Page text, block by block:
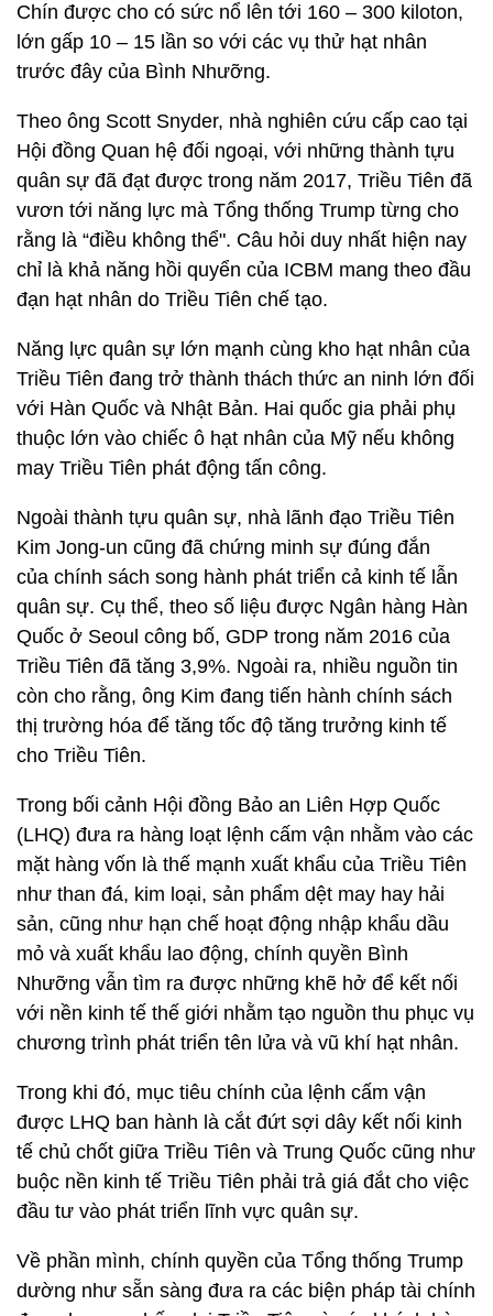
Chín được cho có sức nổ lên tới 160 – 300 kiloton,
lớn gấp 10 – 15 lần so với các vụ thử hạt nhân
trước đây của Bình Nhưỡng.
Theo ông Scott Snyder, nhà nghiên cứu cấp cao tại
Hội đồng Quan hệ đối ngoại, với những thành tựu
quân sự đã đạt được trong năm 2017, Triều Tiên đã
vươn tới năng lực mà Tổng thống Trump từng cho
rằng là “điều không thể". Câu hỏi duy nhất hiện nay
chỉ là khả năng hồi quyển của ICBM mang theo đầu
đạn hạt nhân do Triều Tiên chế tạo.
Năng lực quân sự lớn mạnh cùng kho hạt nhân của
Triều Tiên đang trở thành thách thức an ninh lớn đối
với Hàn Quốc và Nhật Bản. Hai quốc gia phải phụ
thuộc lớn vào chiếc ô hạt nhân của Mỹ nếu không
may Triều Tiên phát động tấn công.
Ngoài thành tựu quân sự, nhà lãnh đạo Triều Tiên
Kim Jong-un cũng đã chứng minh sự đúng đắn
của chính sách song hành phát triển cả kinh tế lẫn
quân sự. Cụ thể, theo số liệu được Ngân hàng Hàn
Quốc ở Seoul công bố, GDP trong năm 2016 của
Triều Tiên đã tăng 3,9%. Ngoài ra, nhiều nguồn tin
còn cho rằng, ông Kim đang tiến hành chính sách
thị trường hóa để tăng tốc độ tăng trưởng kinh tế
cho Triều Tiên.
Trong bối cảnh Hội đồng Bảo an Liên Hợp Quốc
(LHQ) đưa ra hàng loạt lệnh cấm vận nhằm vào các
mặt hàng vốn là thế mạnh xuất khẩu của Triều Tiên
như than đá, kim loại, sản phẩm dệt may hay hải
sản, cũng như hạn chế hoạt động nhập khẩu dầu
mỏ và xuất khẩu lao động, chính quyền Bình
Nhưỡng vẫn tìm ra được những khẽ hở để kết nối
với nền kinh tế thế giới nhằm tạo nguồn thu phục vụ
chương trình phát triển tên lửa và vũ khí hạt nhân.
Trong khi đó, mục tiêu chính của lệnh cấm vận
được LHQ ban hành là cắt đứt sợi dây kết nối kinh
tế chủ chốt giữa Triều Tiên và Trung Quốc cũng như
buộc nền kinh tế Triều Tiên phải trả giá đắt cho việc
đầu tư vào phát triển lĩnh vực quân sự.
Về phần mình, chính quyền của Tổng thống Trump
dường như sẵn sàng đưa ra các biện pháp tài chính